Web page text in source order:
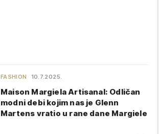
FASHION 10.7.2025.
Maison Margiela Artisanal: Odličan
modni debi kojim nas je Glenn
Martens vratio u rane dane Margiele